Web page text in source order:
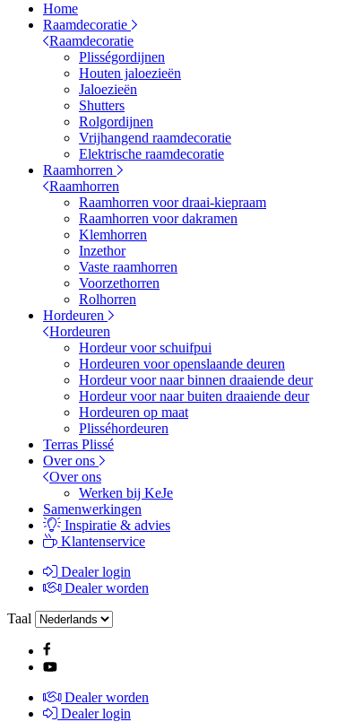
Home
Raamdecoratie
Raamdecoratie
Plisségordijnen
Houten jaloezieën
Jaloezieën
Shutters
Rolgordijnen
Vrijhangend raamdecoratie
Elektrische raamdecoratie
Raamhorren
Raamhorren
Raamhorren voor draai-kiepraam
Raamhorren voor dakramen
Klemhorren
Inzethor
Vaste raamhorren
Voorzethorren
Rolhorren
Hordeuren
Hordeuren
Hordeur voor schuifpui
Hordeuren voor openslaande deuren
Hordeur voor naar binnen draaiende deur
Hordeur voor naar buiten draaiende deur
Hordeuren op maat
Plisséhordeuren
Terras Plissé
Over ons
Over ons
Werken bij KeJe
Samenwerkingen
Inspiratie & advies
Klantenservice
Dealer login
Dealer worden
Taal
Dealer worden
Dealer login